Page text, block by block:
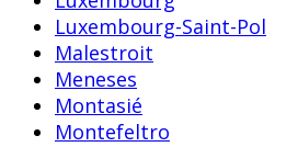
Luxembourg-Saint-Pol
Malestroit
Meneses
Montasié
Montefeltro